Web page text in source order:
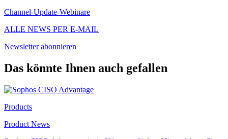
Channel-Update-Webinare
ALLE NEWS PER E-MAIL
Newsletter abonnieren
Das könnte Ihnen auch gefallen
Products
Product News